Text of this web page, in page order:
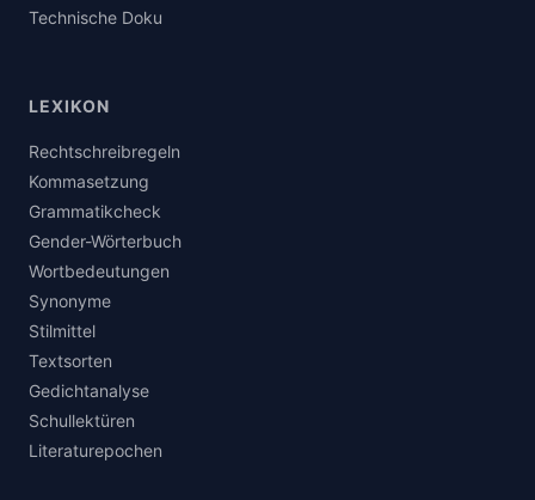
Technische Doku
LEXIKON
Rechtschreibregeln
Kommasetzung
Grammatikcheck
Gender-Wörterbuch
Wortbedeutungen
Synonyme
Stilmittel
Textsorten
Gedichtanalyse
Schullektüren
Literaturepochen